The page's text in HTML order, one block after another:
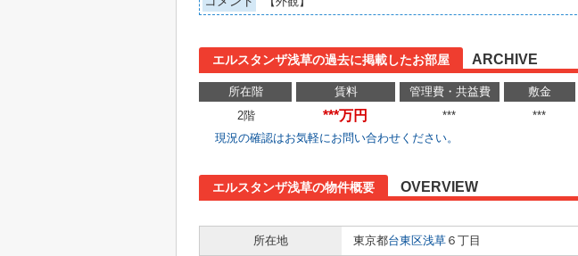
エルスタンザ浅草の過去に掲載したお部屋 ARCHIVE
所在階 賃料 管理費・共益費 敷金
2階
***万円 *** ***
現況の確認はお気軽にお問い合わせください。
エルスタンザ浅草の物件概要 OVERVIEW
所在地
東京都台東区浅草 ６丁目